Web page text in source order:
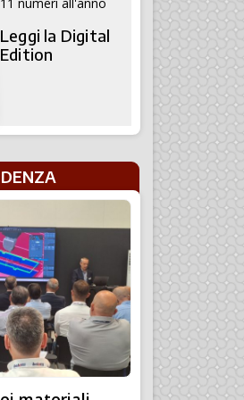
Leggi la Digital
Edition